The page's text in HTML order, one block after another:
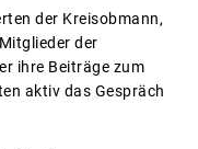
der Kreisobmann,
der
ihre Beiträge zum
aktiv das Gespräch